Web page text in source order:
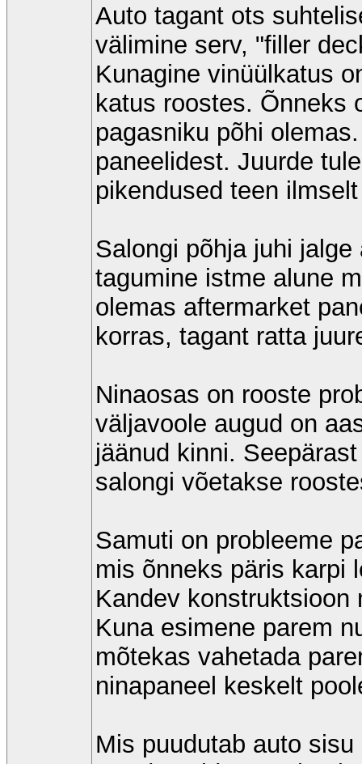
Auto tagant ots
välimine serv, "filler
Kunagine vinüülkatus
katus roostes. Õnneks
pagasniku põhi
paneelidest. Juurde
pikendused teen
Salongi põhja juhi
tagumine istme alune
olemas aftermarket
korras, tagant ratta
Ninaosas on rooste
väljavoole augud on
jäänud kinni.
salongi võetakse
Samuti on probleeme
mis õnneks päris karpi
Kandev konstruktsioon
Kuna esimene parem
mõtekas vahetada
ninapaneel keskelt
Mis puudutab auto